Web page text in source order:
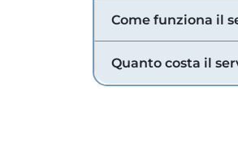
Come funziona il
Quanto costa il